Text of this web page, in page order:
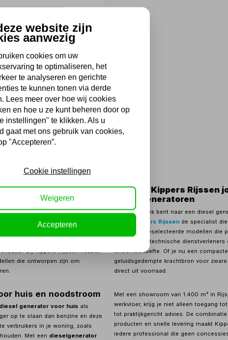
6kVA
Niet uit voorraad leverbaar
1.058,75
875,00 excl. BTW
en zekerheid bij
die nooit verzaakt? Eendiesel
waar een constante en
bouwplaats werkt of een
een
Bij Kippers Rijssen hebben
die ontworpen zijn om
huis en noodstroom
diesel generator voor huis als
op te slaan dan benzine en deze
verbruikers in je woning, zoals
Met een dieselgenerator
Waarom Kippers Rijssen
dieselgeneratoren
Als je op zoek bent naar een diesel
Kippers Rijssende specialist die
zorgvuldig geselecteerde modellen die
vakmensen, technische
stroombehoefte. Of je nu een
geluidsgedempte krachtbron voor
direct uit voorraad.
Met een showroom van 1.400 m² in
werkvloer, krijg je niet alleen toegang
tot praktijkgericht advies. De
producten en snelle levering maakt
iedere professional die geen
website zijn
aanwezig
cookies om uw
te optimaliseren, het
te analyseren en gerichte
te kunnen tonen via derde
Lees meer over hoe wij cookies
en hoe u ze kunt beheren door op
instellingen" te klikken. Als u
gaat met ons gebruik van cookies,
"Accepteren”.
Cookie instellingen
Weigeren
Accepteren